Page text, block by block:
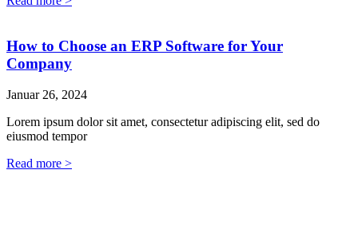
How to Choose an ERP Software for Your
Company
Januar 26, 2024
Lorem ipsum dolor sit amet, consectetur adipiscing elit, sed do
eiusmod tempor
Read more >